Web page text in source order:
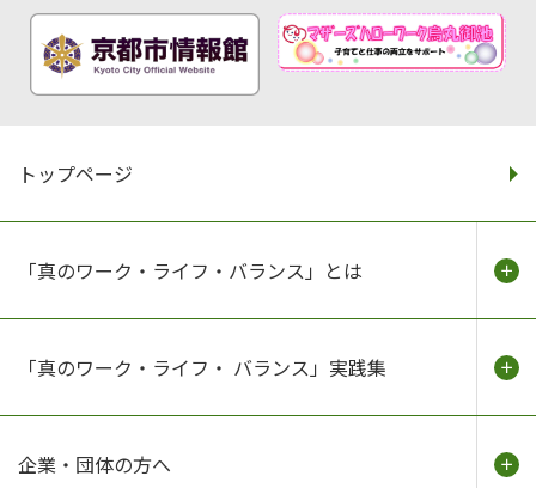
トップページ
「真のワーク・ライフ・バランス」とは
「真のワーク・ライフ・ バランス」実践集
企業・団体の方へ